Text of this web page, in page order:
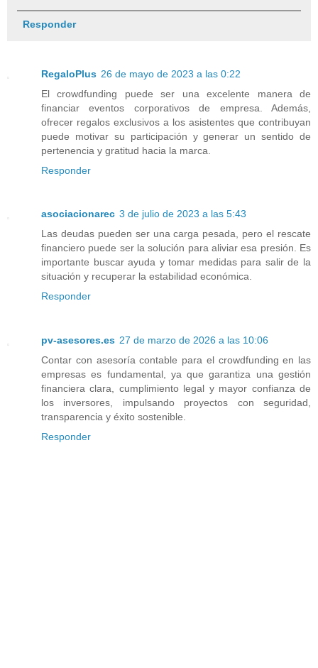
Responder
RegaloPlus 26 de mayo de 2023 a las 0:22
El crowdfunding puede ser una excelente manera de
financiar eventos corporativos de empresa. Además,
ofrecer regalos exclusivos a los asistentes que contribuyan
puede motivar su participación y generar un sentido de
pertenencia y gratitud hacia la marca.
Responder
asociacionarec 3 de julio de 2023 a las 5:43
Las deudas pueden ser una carga pesada, pero el rescate
financiero puede ser la solución para aliviar esa presión. Es
importante buscar ayuda y tomar medidas para salir de la
situación y recuperar la estabilidad económica.
Responder
pv-asesores.es 27 de marzo de 2026 a las 10:06
Contar con asesoría contable para el crowdfunding en las
empresas es fundamental, ya que garantiza una gestión
financiera clara, cumplimiento legal y mayor confianza de
los inversores, impulsando proyectos con seguridad,
transparencia y éxito sostenible.
Responder